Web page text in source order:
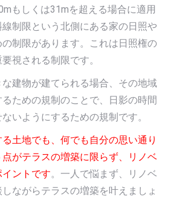
もしくは31mを超える場合に適用
制限という北側にある家の日照や
制限があります。これは日照権の
視される制限です。
建物が建てられる場合、その地域
ための規制のことで、日影の時間
いようにするための規制です。
土地でも、何でも自分の思い通り
がテラスの増築に限らず、リノベ
ントです。一人で悩まず、リノベ
ながらテラスの増築を叶えましょ